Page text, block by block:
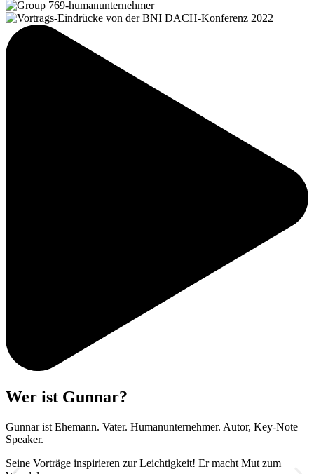
Wer ist Gunnar?
Gunnar ist Ehemann. Vater. Humanunternehmer. Autor, Key-Note
Speaker.
Seine Vorträge inspirieren zur Leichtigkeit! Er macht Mut zum